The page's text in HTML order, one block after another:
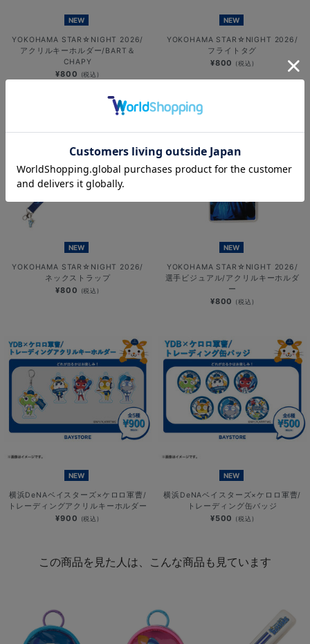
NEW
YOKOHAMA STAR☆NIGHT 2026/
アクリルキーホルダー/BART＆
CHAPY
¥800 (税込)
NEW
YOKOHAMA STAR☆NIGHT 2026/
フライトタグ
¥800 (税込)
NEW
YOKOHAMA STAR☆NIGHT 2026/
ネックストラップ
¥800 (税込)
NEW
YOKOHAMA STAR☆NIGHT 2026/
選手ビジュアル/アクリルキーホルダ
ー
¥800 (税込)
NEW
横浜DeNAベイスターズ×ケロロ軍曹/
トレーディングアクリルキーホルダー
¥900 (税込)
NEW
横浜DeNAベイスターズ×ケロロ軍曹/
トレーディング缶バッジ
¥500 (税込)
この商品を見た人は、こんな商品も見ています